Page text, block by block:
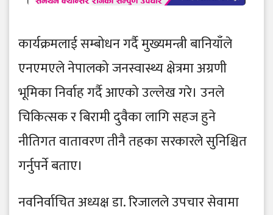
कार्यक्रमलाई सम्बोधन गर्दै मुख्यमन्त्री बानियाँले
एनएमएले नेपालको जनस्वास्थ्य क्षेत्रमा अग्रणी
भूमिका निर्वाह गर्दै आएको उल्लेख गरे। उनले
चिकित्सक र बिरामी दुवैका लागि सहज हुने
नीतिगत वातावरण तीनै तहका सरकारले सुनिश्चित
गर्नुपर्ने बताए।
नवनिर्वाचित अध्यक्ष डा. रिजालले उपचार सेवामा